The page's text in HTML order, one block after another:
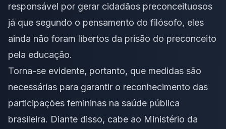
responsável por gerar cidadãos preconceituosos
já que segundo o pensamento do filósofo, eles
ainda não foram libertos da prisão do preconceito
pela educação.
Torna-se evidente, portanto, que medidas são
necessárias para garantir o reconhecimento das
participações femininas na saúde pública
brasileira. Diante disso, cabe ao Ministério da